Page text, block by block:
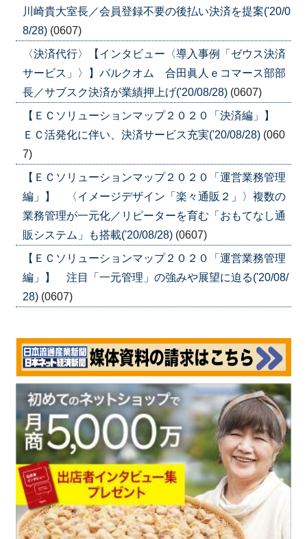
川崎貴大室長／会員登録不要の後払い決済を提案('20/0
8/28) (0607)
〈決済代行〉【インタビュー〈導入事例「ゼウス決済
サービス」〉】バルクオム 合田眞人ｅコマース部部
長／サブスク決済が業績押上げ('20/08/28) (0607)
【ＥＣソリューションマップ２０２０「決済編」】
ＥＣ活発化に伴い、決済サービス充実('20/08/28) (060
7)
【ＥＣソリューションマップ２０２０「運営業務管理
編」】 〈イメージデザイン「楽々通販２」〉複数の
業務管理が一元化／リピーターを育む「おもてなし通
販システム」も搭載('20/08/28) (0607)
【ＥＣソリューションマップ２０２０「運営業務管理
編」】 注目「一元管理」の強みや展望に迫る('20/08/
28) (0607)